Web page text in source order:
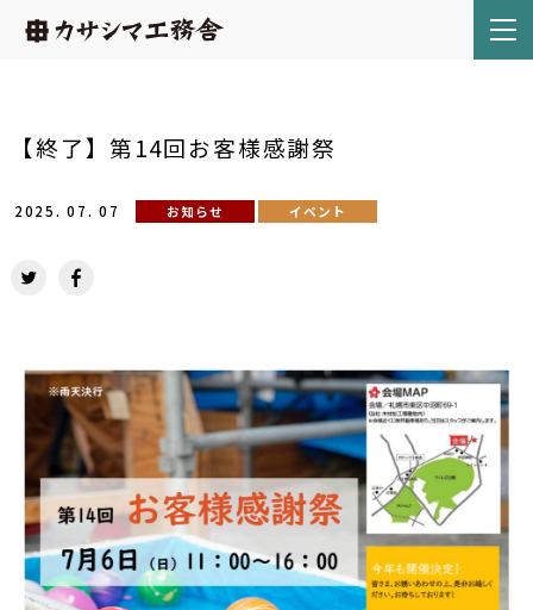
【終了】第14回お客様感謝祭
2025. 07. 07 お知らせ イベント